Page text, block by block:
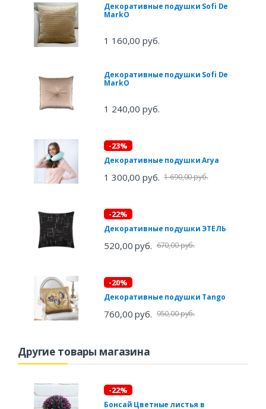
Декоративные подушки Sofi De
MarkO
1 160,00 руб.
Декоративные подушки Sofi De
MarkO
1 240,00 руб.
-23%
Декоративные подушки Arya
1 300,00 руб. 1 690,00 руб.
-22%
Декоративные подушки ЭТЕЛЬ
520,00 руб. 670,00 руб.
-20%
Декоративные подушки Tango
760,00 руб. 950,00 руб.
Другие товары магазина
-22%
Бонсай Цветные листья в